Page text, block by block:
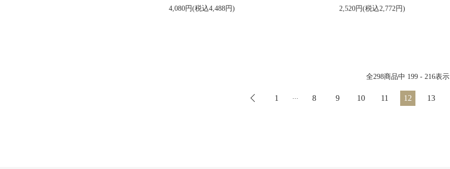
4,080円(税込4,488円) 2,520円(税込2,772円)
全298商品中 199 - 216表示
1 8 9 10 11 12 13